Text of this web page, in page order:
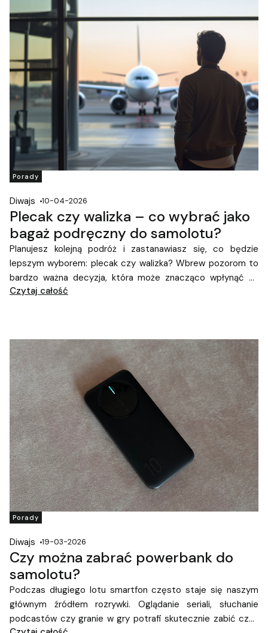
warto zabrać ze sobą w podróż!
Porady
Diwajs 10-04-2026
Plecak czy walizka – co wybrać jako
bagaż podręczny do samolotu?
Planujesz kolejną podróż i zastanawiasz się, co będzie
lepszym wyborem: plecak czy walizka? Wbrew pozorom to
bardzo ważna decyzja, która może znacząco wpłynąć na
komfort Twojego wyjazdu. Coraz więcej podróżnych wybiera
Czytaj całość
Porady
Diwajs 19-03-2026
Czy można zabrać powerbank do
samolotu?
Podczas długiego lotu smartfon często staje się naszym
głównym źródłem rozrywki. Oglądanie seriali, słuchanie
podcastów czy granie w gry potrafi skutecznie zabić czas